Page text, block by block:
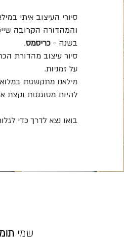
סיורי העיצוב איתי
והמהדורה הקרובה
בשנה - כריסמס.
סיור עיצוב מהדורת
על זמניות.
מילאנו מתקשטת
להיות מסוגננות וקצת
בואו נצא לדרך כדי
שמי